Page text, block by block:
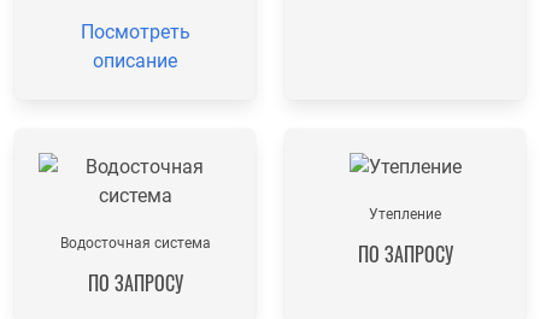
Посмотреть
описание
Водосточная система
ПО ЗАПРОСУ
Утепление
ПО ЗАПРОСУ